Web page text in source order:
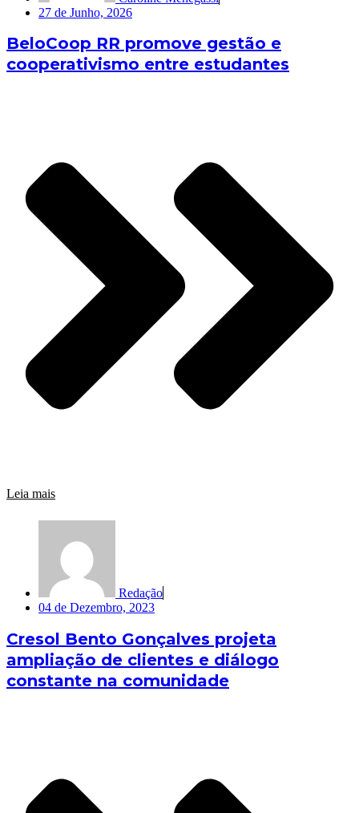
27 de Junho, 2026
BeloCoop RR promove gestão e
cooperativismo entre estudantes
Leia mais
Redação
04 de Dezembro, 2023
Cresol Bento Gonçalves projeta
ampliação de clientes e diálogo
constante na comunidade